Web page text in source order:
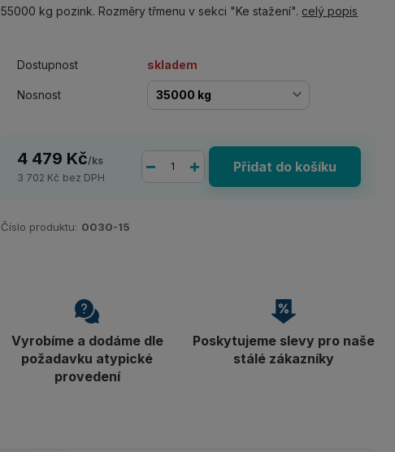
55000 kg pozink. Rozměry třmenu v sekci "Ke stažení". celý popis
Dostupnost skladem
Nosnost
4 479 Kč/ks
3 702 Kč bez DPH
Přidat do košíku
Číslo produktu: 0030-15
Vyrobíme a dodáme dle
požadavku atypické
provedení
Poskytujeme slevy pro naše
stálé zákazníky